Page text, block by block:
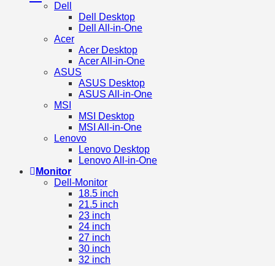
Dell
Dell Desktop
Dell All-in-One
Acer
Acer Desktop
Acer All-in-One
ASUS
ASUS Desktop
ASUS All-in-One
MSI
MSI Desktop
MSI All-in-One
Lenovo
Lenovo Desktop
Lenovo All-in-One
Monitor
Dell-Monitor
18.5 inch
21.5 inch
23 inch
24 inch
27 inch
30 inch
32 inch